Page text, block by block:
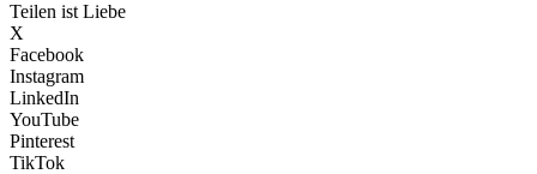
Teilen ist Liebe
X
Facebook
Instagram
LinkedIn
YouTube
Pinterest
TikTok